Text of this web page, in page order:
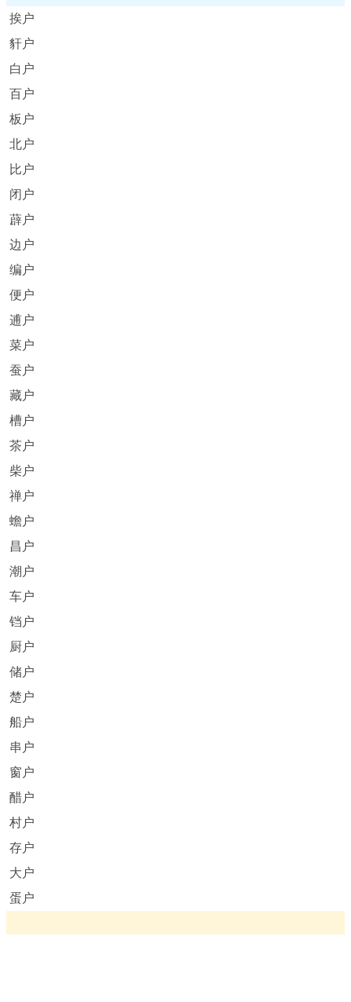
挨户
豻户
白户
百户
板户
北户
比户
闭户
薜户
边户
编户
便户
逋户
菜户
蚕户
藏户
槽户
茶户
柴户
禅户
蟾户
昌户
潮户
车户
铛户
厨户
储户
楚户
船户
串户
窗户
醋户
村户
存户
大户
蛋户